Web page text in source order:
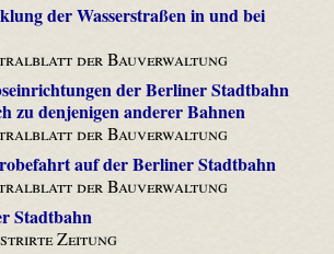
der Wasserstraßen in und bei
der Bauverwaltung
der Berliner Stadtbahn
zu denjenigen anderer Bahnen
der Bauverwaltung
auf der Berliner Stadtbahn
der Bauverwaltung
Stadtbahn
Zeitung